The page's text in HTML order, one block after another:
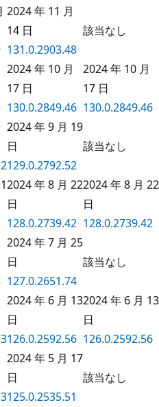
2024 年 11 月
14 日
131.0.2903.48
該当なし
2024 年 10 月
17 日
130.0.2849.46
2024 年 10 月
17 日
130.0.2849.46
2024 年 9 月 19
日
129.0.2792.52
該当なし
2024 年 8 月 22
日
128.0.2739.42
2024 年 8 月 22
日
128.0.2739.42
2024 年 7 月 25
日
127.0.2651.74
該当なし
2024 年 6 月 13
日
126.0.2592.56
2024 年 6 月 13
日
126.0.2592.56
2024 年 5 月 17
日
125.0.2535.51
該当なし